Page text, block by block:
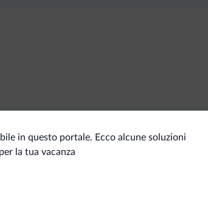
in questo portale. Ecco alcune soluzioni
la tua vacanza
Richieste